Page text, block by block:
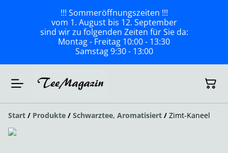
!!! Sommeröffnungszeiten !!!
vom 1. August bis 12. September
sind wir zu folgenden Zeiten für Sie da:
Montag - Freitag 10:00 - 13:30
Samstag 9:30 - 13:00
Start / Produkte / Schwarztee, Aromatisiert / Zimt-Kaneel